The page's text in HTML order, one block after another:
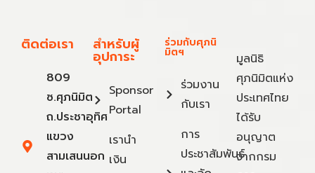
ติดต่อเรา
809
ซ.ศุภนิมิต
ถ.ประชาอุทิศ
แขวง
สามเสนนอก
สำหรับผู้
อุปการะ
Sponsor
Portal
เรานำ
เงิน
ร่วมกับศุภนิ
มิตฯ
ร่วมงาน
กับเรา
การ
ประชาสัมพันธ์
มูลนิธิ
ศุภนิมิตแห่ง
ประเทศไทย
ได้รับ
อนุญาต
จากกรม